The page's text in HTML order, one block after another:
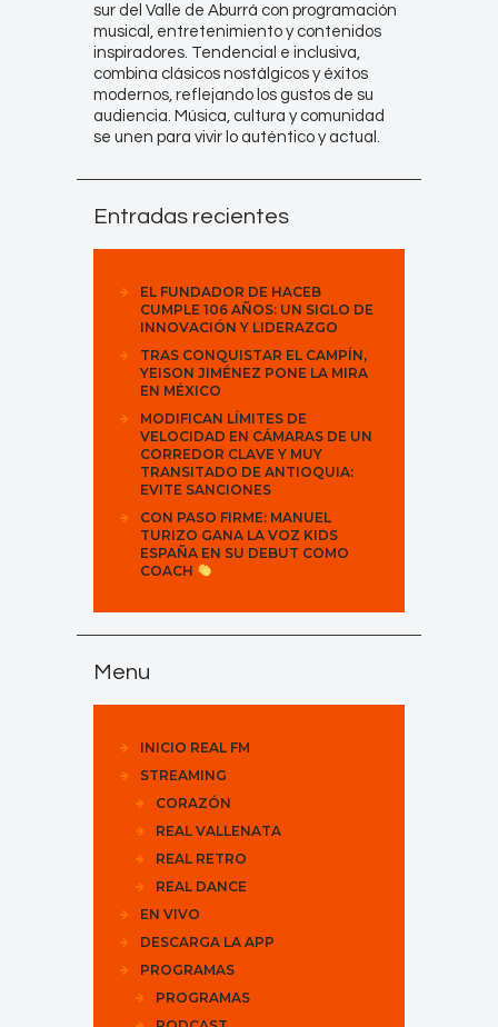
sur del Valle de Aburrá con programación
musical, entretenimiento y contenidos
inspiradores. Tendencial e inclusiva,
combina clásicos nostálgicos y éxitos
modernos, reflejando los gustos de su
audiencia. Música, cultura y comunidad
se unen para vivir lo auténtico y actual.
Entradas recientes
EL FUNDADOR DE HACEB
CUMPLE 106 AÑOS: UN SIGLO DE
INNOVACIÓN Y LIDERAZGO
TRAS CONQUISTAR EL CAMPÍN,
YEISON JIMÉNEZ PONE LA MIRA
EN MÉXICO
MODIFICAN LÍMITES DE
VELOCIDAD EN CÁMARAS DE UN
CORREDOR CLAVE Y MUY
TRANSITADO DE ANTIOQUIA:
EVITE SANCIONES
CON PASO FIRME: MANUEL
TURIZO GANA LA VOZ KIDS
ESPAÑA EN SU DEBUT COMO
COACH
Menu
INICIO REAL FM
STREAMING
CORAZÓN
REAL VALLENATA
REAL RETRO
REAL DANCE
EN VIVO
DESCARGA LA APP
PROGRAMAS
PROGRAMAS